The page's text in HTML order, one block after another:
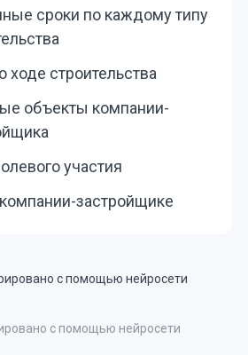
сроки по каждому типу
ходе строительства
объекты компании-
участия
застройщике
с помощью нейросети